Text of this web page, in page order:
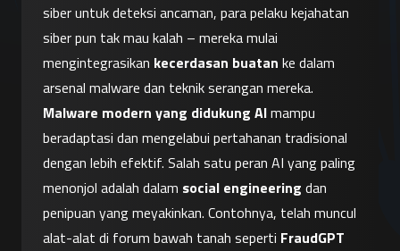
siber untuk deteksi ancaman, para pelaku kejahatan
siber pun tak mau kalah – mereka mulai
mengintegrasikan kecerdasan buatan ke dalam
Malware modern yang didukung AI mampu
beradaptasi dan mengelabui pertahanan tradisional
dengan lebih efektif. Salah satu peran AI yang paling
menonjol adalah dalam social engineering dan
penipuan yang meyakinkan. Contohnya, telah muncul
alat-alat di forum bawah tanah seperti FraudGPT